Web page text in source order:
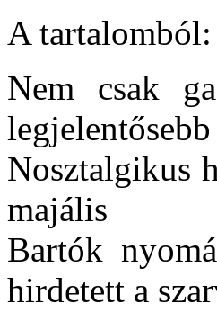
A tartalomból:
Nem csak
Nosztalgikus
majális
Bartók
hirdetett a